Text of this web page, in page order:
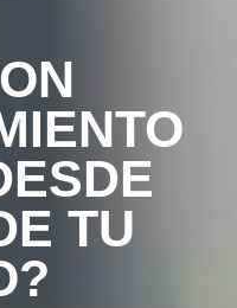
TU